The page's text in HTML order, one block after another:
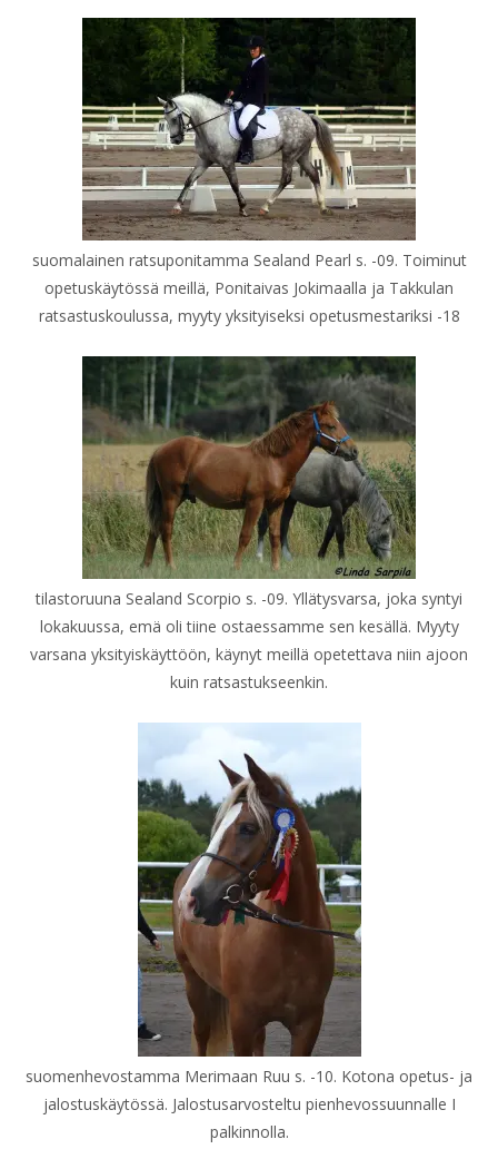
suomalainen ratsuponitamma Sealand Pearl s. -09. Toiminut
opetuskäytössä meillä, Ponitaivas Jokimaalla ja Takkulan
ratsastuskoulussa, myyty yksityiseksi opetusmestariksi -18
tilastoruuna Sealand Scorpio s. -09. Yllätysvarsa, joka syntyi
lokakuussa, emä oli tiine ostaessamme sen kesällä. Myyty
varsana yksityiskäyttöön, käynyt meillä opetettava niin ajoon
kuin ratsastukseenkin.
suomenhevostamma Merimaan Ruu s. -10. Kotona opetus- ja
jalostuskäytössä. Jalostusarvosteltu pienhevossuunnalle I
palkinnolla.